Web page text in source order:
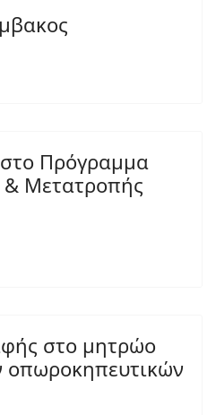
Πρόγραμμα
Μετατροπής
στο μητρώο